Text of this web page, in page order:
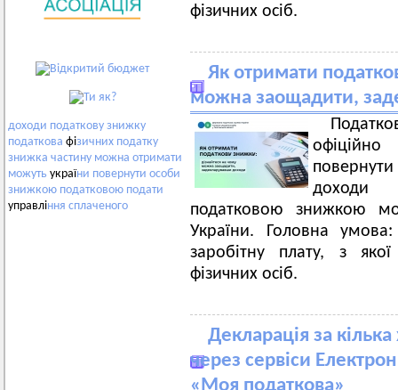
доходи податкову знижку
податкова фізичних податку
знижка частину можна отримати
можуть україни повернути особи
знижкою податковою подати
управління сплаченого
фізичних осіб.
Як отримати
можна заощадити,
доходи
податковою знижкою
України. Головна
заробітну плату, з
фізичних осіб.
Декларація за
через сервіси